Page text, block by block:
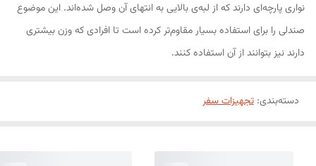
نواری پارچه‌ای دارند که از لبه‌ی بالایی به انتهای آن وصل شده‌اند. این موضوع
صندلی را برای استفاده بسیار مقاوم‌تر کرده است تا افرادی که وزن بیشتری
دارند نیز بتوانند از آن استفاده کنند.
دسته‌بندی: تجهیزات سفر